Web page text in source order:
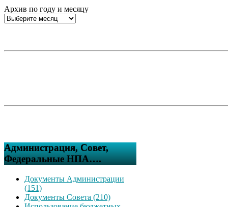
Архив по году и месяцу
Администрация, Совет,
Федеральные НПА….
Документы Администрации
(151)
Документы Совета (210)